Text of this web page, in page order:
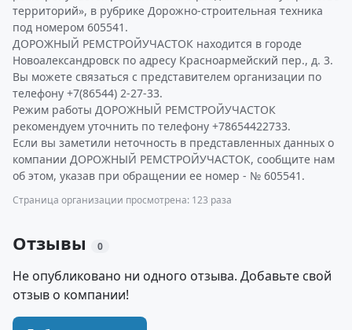
территорий», в рубрике Дорожно-строительная техника
под номером 605541.
ДОРОЖНЫЙ РЕМСТРОЙУЧАСТОК находится в городе
Новоалександровск по адресу Красноармейский пер., д. 3.
Вы можете связаться с представителем организации по
телефону +7(86544) 2-27-33.
Режим работы ДОРОЖНЫЙ РЕМСТРОЙУЧАСТОК
рекомендуем уточнить по телефону +78654422733.
Если вы заметили неточность в представленных данных о
компании ДОРОЖНЫЙ РЕМСТРОЙУЧАСТОК, сообщите нам
об этом, указав при обращении ее номер - № 605541.
Страница организации просмотрена: 123 раза
Отзывы 0
Не опубликовано ни одного отзыва. Добавьте свой
отзыв о компании!